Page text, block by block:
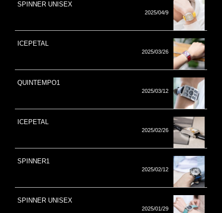
SPINNER UNISEX
2025/04/9
ICEPETAL
2025/03/26
QUINTEMPO1
2025/03/12
ICEPETAL
2025/02/26
SPINNER1
2025/02/12
SPINNER UNISEX
2025/01/29